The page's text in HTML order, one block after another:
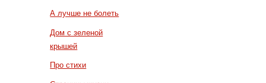
А лучше не болеть
Дом с зеленой
крышей
Про стихи